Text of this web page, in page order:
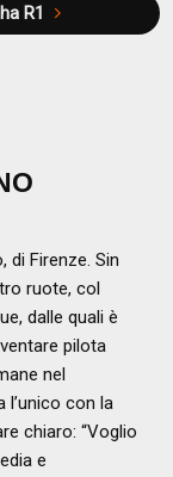
R1
di Firenze. Sin
ruote, col
dalle quali è
pilota
nel
l’unico con la
chiaro: “Voglio
e